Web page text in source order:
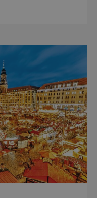
expozici
z Kuksu.
představuje
řezbáře a scénog